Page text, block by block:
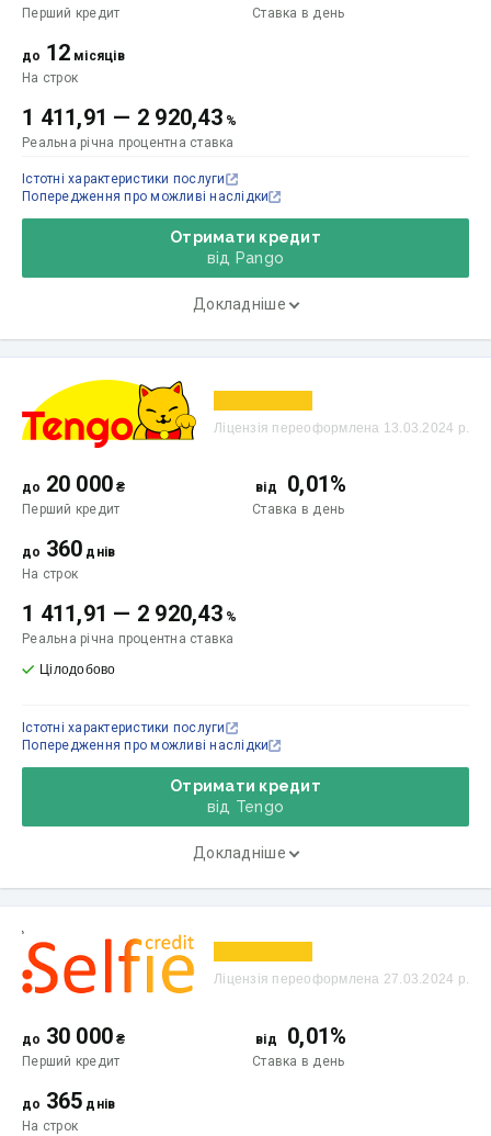
Перший кредит
Ставка в день
до 12 місяців
На строк
1 411,91 — 2 920,43 %
Реальна річна процентна ставка
Отримати кредит
від Pango
Докладніше
Істотні характеристики послуги
Попередження про можливі наслідки
Ліцензія переоформлена 13.03.2024 р.
до 20 000 ₴
Перший кредит
від 0,01%
Ставка в день
до 360 днів
На строк
1 411,91 — 2 920,43 %
Реальна річна процентна ставка
Отримати кредит
від Tengo
Докладніше
Цілодобово
Істотні характеристики послуги
Попередження про можливі наслідки
Ліцензія переоформлена 27.03.2024 р.
до 30 000 ₴
Перший кредит
від 0,01%
Ставка в день
до 365 днів
На строк